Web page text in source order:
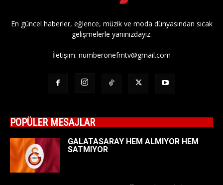
En güncel haberler, eğlence, müzik ve moda dünyasından sıcak
gelişmelerle yanınızdayız.
İletişim: numberonefmtv@gmail.com
POPÜLER MESAJLAR
GALATASARAY HEM ALMIYOR HEM
SATMIYOR